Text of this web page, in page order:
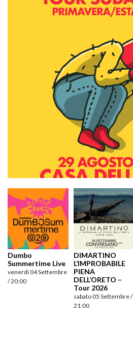
Dumbo
Summertime Live
venerdì 04 Settembre
/ 20:00
DIMARTINO
L’IMPROBABILE
PIENA
DELL’ORETO –
Tour 2026
sabato 05 Settembre /
21:00